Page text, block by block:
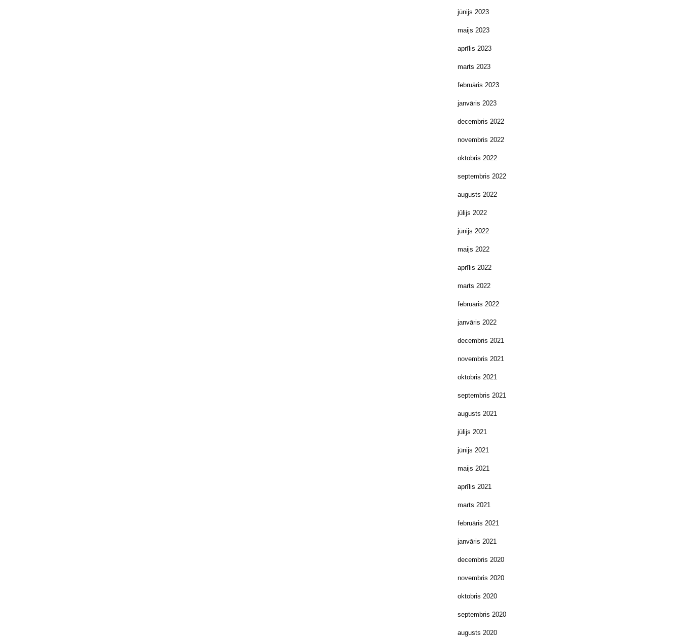
jūnijs 2023
maijs 2023
aprīlis 2023
marts 2023
februāris 2023
janvāris 2023
decembris 2022
novembris 2022
oktobris 2022
septembris 2022
augusts 2022
jūlijs 2022
jūnijs 2022
maijs 2022
aprīlis 2022
marts 2022
februāris 2022
janvāris 2022
decembris 2021
novembris 2021
oktobris 2021
septembris 2021
augusts 2021
jūlijs 2021
jūnijs 2021
maijs 2021
aprīlis 2021
marts 2021
februāris 2021
janvāris 2021
decembris 2020
novembris 2020
oktobris 2020
septembris 2020
augusts 2020